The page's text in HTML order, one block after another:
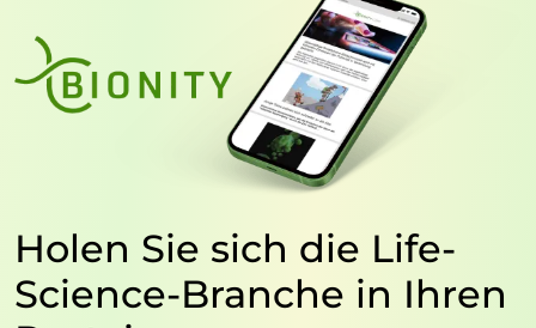
Holen Sie sich die Life-
Science-Branche in Ihren